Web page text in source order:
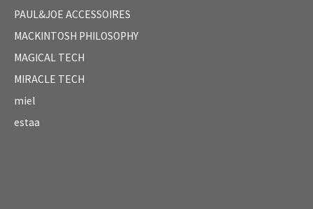
PAUL&JOE ACCESSOIRES
MACKINTOSH PHILOSOPHY
MAGICAL TECH
MIRACLE TECH
miel
estaa